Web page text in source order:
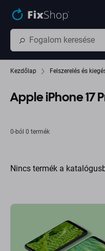
Kezdőlap Felszerelés és
Apple iPhone 17
0-ból 0 termék
Nincs termék a